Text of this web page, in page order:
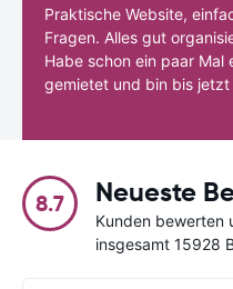
Praktische Website,
Fragen. Alles gut
Habe schon ein paar Mal
gemietet und bin bis
8.7 Neueste
Kunden bewerten
insgesamt 15928